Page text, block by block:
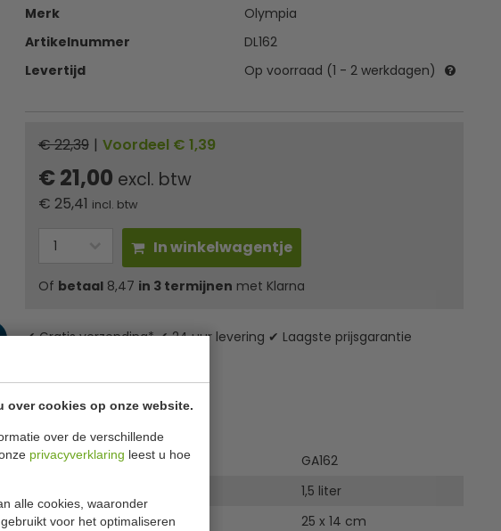
over cookies op onze website.
over de verschillende
privacyverklaring leest u hoe
alle cookies, waaronder
voor het optimaliseren
Merk
Olympia
Artikelnummer
DL162
Levertijd
Op voorraad (1 - 2 werkdagen)
€ 22,39 | Voordeel € 1,39
€ 21,00 excl. btw
€ 25,41 incl. btw
In winkelwagentje
Of betaal8,47 in 3 termijnen met Klarna
✔ Gratis verzending* ✔ 24 uur levering ✔ Laagste prijsgarantie
Specificaties
Model
GA162
1,5 liter
H x Ø
25 x 14 cm